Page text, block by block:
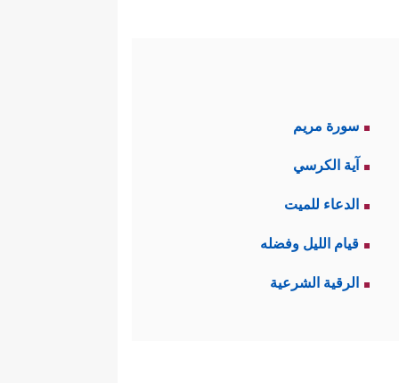
سورة مريم
آية الكرسي
الدعاء للميت
قيام الليل وفضله
الرقية الشرعية